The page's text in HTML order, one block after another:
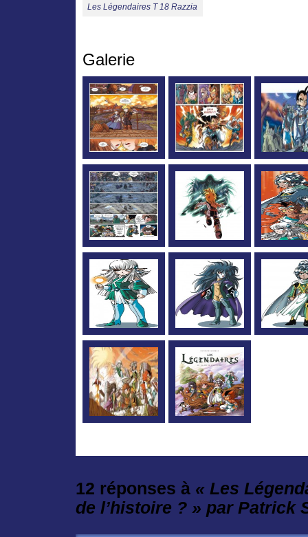
Les Légendaires T 18 Razzia
Galerie
12 réponses à « Les
de l’histoire ? » par Patrick